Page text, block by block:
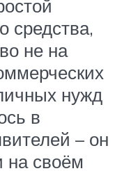
средства,
не на
нужд
в
– он
на своём